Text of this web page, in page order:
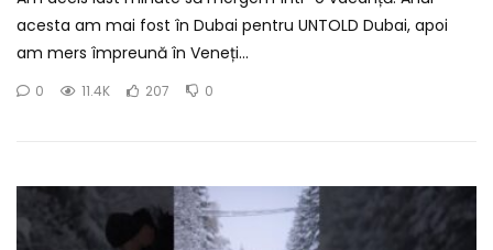
acesta am mai fost în Dubai pentru UNTOLD Dubai, apoi
am mers împreună în Veneți...
0 11.4K 207 0